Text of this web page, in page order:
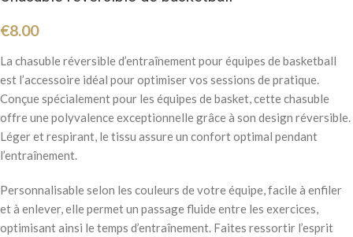
€8.00
La chasuble réversible d’entraînement pour équipes de basketball
est l’accessoire idéal pour optimiser vos sessions de pratique.
Conçue spécialement pour les équipes de basket, cette chasuble
offre une polyvalence exceptionnelle grâce à son design réversible.
Léger et respirant, le tissu assure un confort optimal pendant
l’entraînement.
Personnalisable selon les couleurs de votre équipe, facile à enfiler
et à enlever, elle permet un passage fluide entre les exercices,
optimisant ainsi le temps d’entraînement. Faites ressortir l’esprit